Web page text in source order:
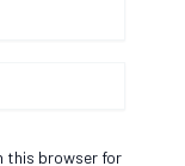
this browser for